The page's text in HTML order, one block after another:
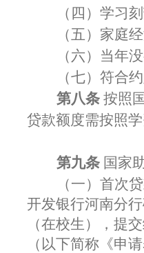
（四）学习
（五）家庭
（六）当年
（七）符合
第八条按照
贷款额度需按照
第九条国家
（一）首次
开发银行河南分
（在校生），提
（以下简称《申